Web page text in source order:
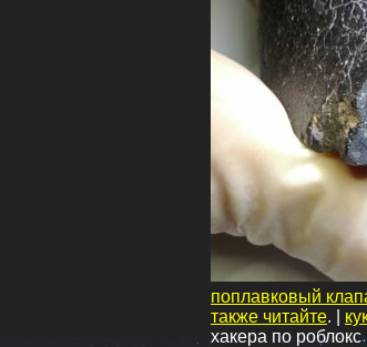
поплавковый
также читайте. |
хакера по роблокс